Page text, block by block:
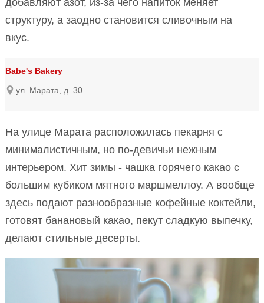
структуру, а заодно становится сливочным на
вкус.
Babe's Bakery
ул. Марата, д. 30
На улице Марата расположилась пекарня с
минималистичным, но по-девичьи нежным
интерьером. Хит зимы - чашка горячего какао с
большим кубиком мятного маршмеллоу. А вообще
здесь подают разнообразные кофейные коктейли,
готовят банановый какао, пекут сладкую выпечку,
делают стильные десерты.